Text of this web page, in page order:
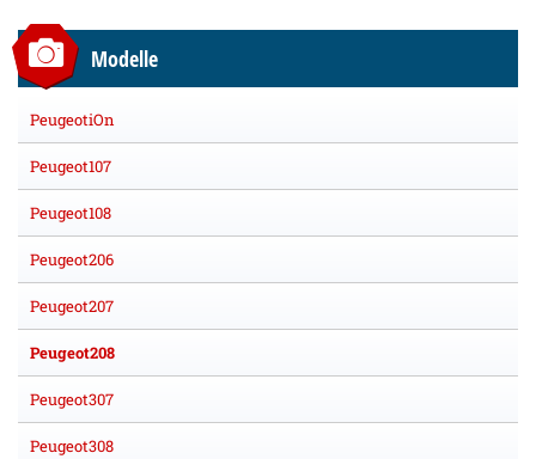
Modelle
PeugeotiOn
Peugeot107
Peugeot108
Peugeot206
Peugeot207
Peugeot208
Peugeot307
Peugeot308